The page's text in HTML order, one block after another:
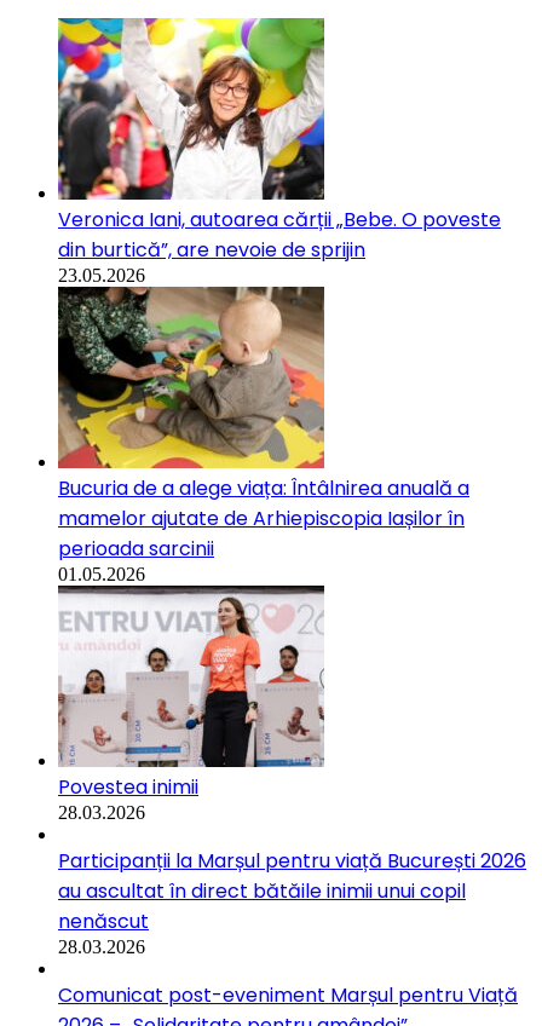
Veronica Iani, autoarea cărții „Bebe. O poveste
din burtică”, are nevoie de sprijin
23.05.2026
Bucuria de a alege viața: Întâlnirea anuală a
mamelor ajutate de Arhiepiscopia Iașilor în
perioada sarcinii
01.05.2026
Povestea inimii
28.03.2026
Participanții la Marșul pentru viață București 2026
au ascultat în direct bătăile inimii unui copil
nenăscut
28.03.2026
Comunicat post-eveniment Marșul pentru Viață